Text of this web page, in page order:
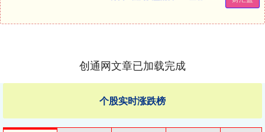
创通网文章已加载完成
个股实时涨跌榜